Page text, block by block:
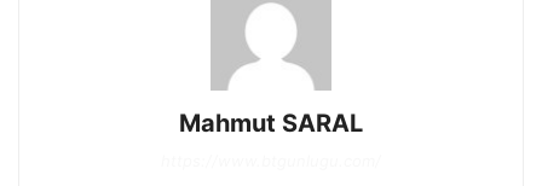
Mahmut SARAL